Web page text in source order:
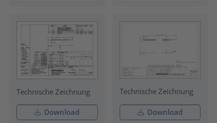
Technische Zeichnung
Download
Technische Zeichnung
Download